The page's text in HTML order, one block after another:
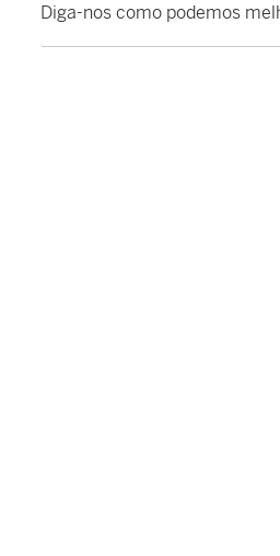
Diga-nos como podemos